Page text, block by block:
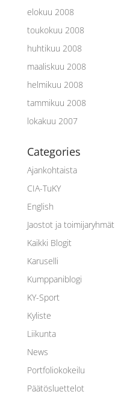
elokuu 2008
toukokuu 2008
huhtikuu 2008
maaliskuu 2008
helmikuu 2008
tammikuu 2008
lokakuu 2007
Categories
Ajankohtaista
CIA-TuKY
English
Jaostot ja toimijaryhmät
Kaikki Blogit
Karuselli
Kumppaniblogi
KY-Sport
Kyliste
Liikunta
News
Portfoliokokeilu
Päätösluettelot